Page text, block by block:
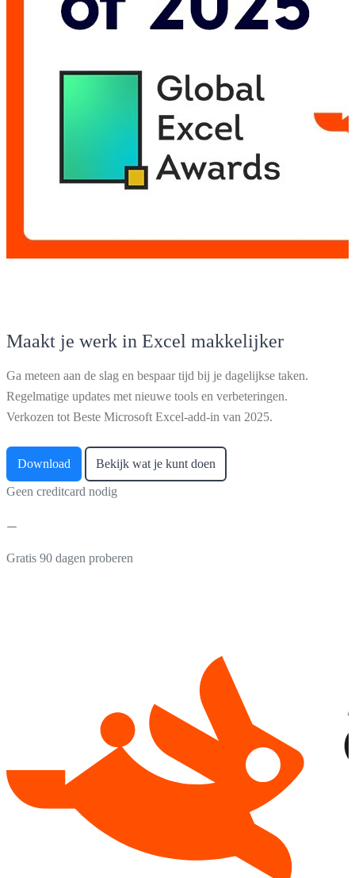
Maakt je werk in Excel makkelijker
Ga meteen aan de slag en bespaar tijd bij je dagelijkse taken.
Regelmatige updates met nieuwe tools en verbeteringen.
Verkozen tot Beste Microsoft Excel-add-in van 2025.
Download Bekijk wat je kunt doen
Geen creditcard nodig
Gratis 90 dagen proberen